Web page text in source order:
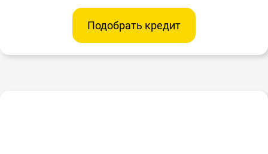
Подобрать кредит